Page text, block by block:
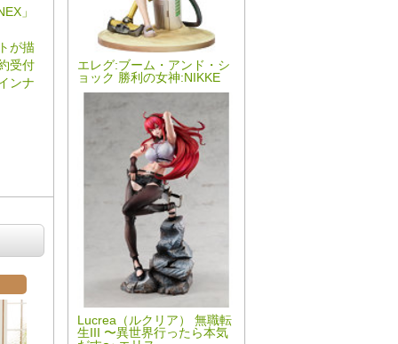
」
が描
受付
ンナ
エレグ:ブーム・アンド・シ
ョック 勝利の女神:NIKKE
Lucrea（ルクリア） 無職転
生III 〜異世界行ったら本気